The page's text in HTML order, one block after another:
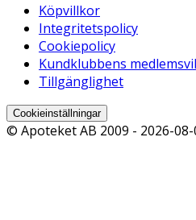
Köpvillkor
Integritetspolicy
Cookiepolicy
Kundklubbens
Tillgänglighet
Cookieinställningar
© Apoteket AB 2009 - 2026-